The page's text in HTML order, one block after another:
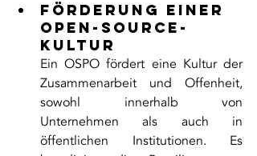
Förderung einer
Open-Source-
Kultur
Ein OSPO fördert eine Kultur der
Zusammenarbeit und Offenheit,
sowohl innerhalb von
Unternehmen als auch in
öffentlichen Institutionen. Es